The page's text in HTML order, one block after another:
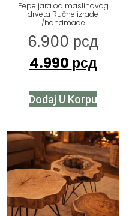
Pepeljara od maslinovog
drveta Ručne izrade
/handmade
6.900 рсд
4.990 рсд
Dodaj U Korpu